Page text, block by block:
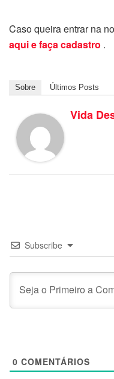
Caso queira entrar na
aqui e faça cadastro .
Sobre Últimos Posts
Vida
Subscribe
0 COMENTÁRIOS